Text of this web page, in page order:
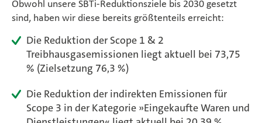
Obwohl unsere SBTi-Reduktionsziele bis 2030 gesetzt
sind, haben wir diese bereits größtenteils erreicht:
Die Reduktion der Scope 1 & 2
Treibhausgasemissionen liegt aktuell bei 73,75
% (Zielsetzung 76,3 %)
Die Reduktion der indirekten Emissionen für
Scope 3 in der Kategorie »Eingekaufte Waren und